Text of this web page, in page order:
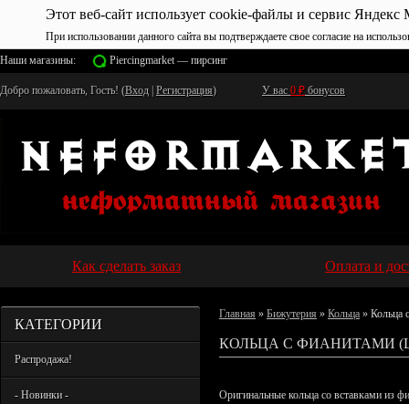
Этот веб-сайт использует cookie-файлы и сервис Яндекс
При использовании данного сайта вы подтверждаете свое согласие на
Наши магазины:
Piercingmarket — пирсинг
Добро пожаловать, Гость! (Вход Регистрация) У вас 0 ₽ бонусов
Как сделать заказ Оплата и
КАТЕГОРИИ
Распродажа!
- Новинки -
Главная » Бижутерия » Кольца » Кольца
КОЛЬЦА С ФИАНИТАМИ
Оригинальные кольца со вставками из